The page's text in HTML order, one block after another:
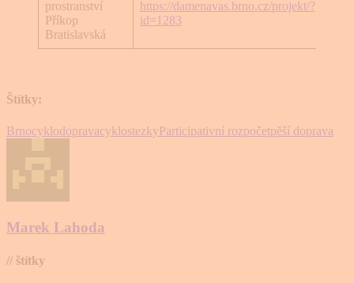
prostranství
Příkop
Bratislavská
https://damenavas.brno.cz/projekt/?
id=1283
Štítky:
BrnocyklodopravacyklostezkyParticipativní rozpočetpěší doprava
Marek Lahoda
// štítky